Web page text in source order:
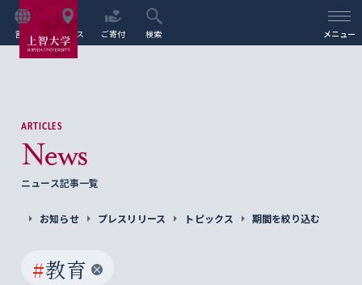
言語 アクセス ご寄付 検索 メニュー
ARTICLES
News
ニュース記事一覧
お知らせ プレスリリース トピックス 期間を絞り込む
#教育